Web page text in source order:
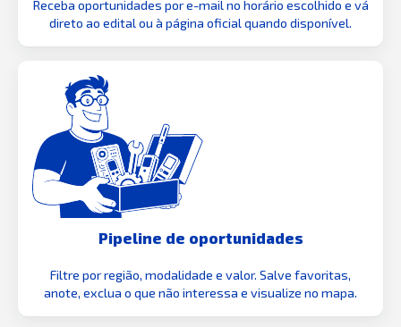
Receba oportunidades por e-mail no horário escolhido e vá
direto ao edital ou à página oficial quando disponível.
Pipeline de oportunidades
Filtre por região, modalidade e valor. Salve favoritas,
anote, exclua o que não interessa e visualize no mapa.